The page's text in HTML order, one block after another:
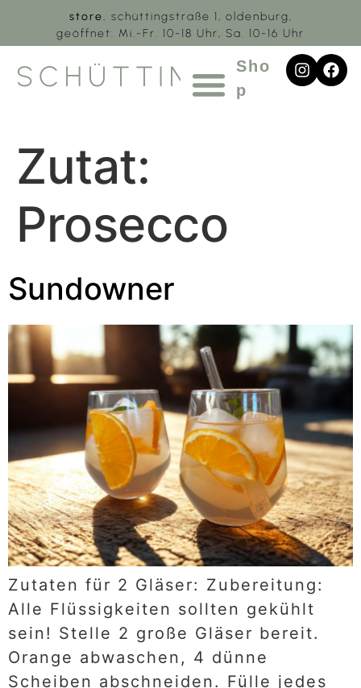
store. schüttingstraße 1, oldenburg,
geöffnet: Mi.-Fr. 10-18 Uhr, Sa. 10-16 Uhr
SCHÜTTING.1Sho
p
Zutat:
Prosecco
Sundowner
Zutaten für 2 Gläser: Zubereitung:
Alle Flüssigkeiten sollten gekühlt
sein! Stelle 2 große Gläser bereit.
Orange abwaschen, 4 dünne
Scheiben abschneiden. Fülle jedes